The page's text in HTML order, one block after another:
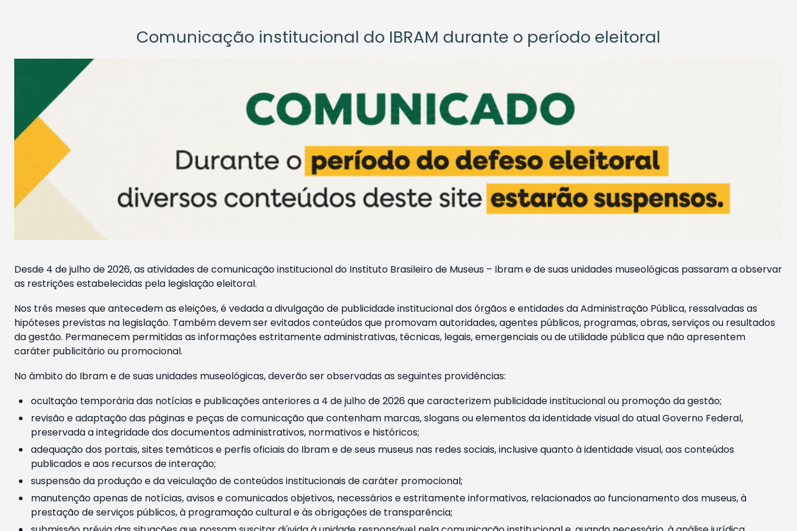
Comunicação institucional do IBRAM durante o período eleitoral
Desde 4 de julho de 2026, as atividades de comunicação institucional do Instituto Brasileiro de Museus – Ibram e de suas unidades museológicas passaram a observar
as restrições estabelecidas pela legislação eleitoral.
Nos três meses que antecedem as eleições, é vedada a divulgação de publicidade institucional dos órgãos e entidades da Administração Pública, ressalvadas as
hipóteses previstas na legislação. Também devem ser evitados conteúdos que promovam autoridades, agentes públicos, programas, obras, serviços ou resultados
da gestão. Permanecem permitidas as informações estritamente administrativas, técnicas, legais, emergenciais ou de utilidade pública que não apresentem
caráter publicitário ou promocional.
No âmbito do Ibram e de suas unidades museológicas, deverão ser observadas as seguintes providências:
ocultação temporária das notícias e publicações anteriores a 4 de julho de 2026 que caracterizem publicidade institucional ou promoção da gestão;
revisão e adaptação das páginas e peças de comunicação que contenham marcas, slogans ou elementos da identidade visual do atual Governo Federal,
preservada a integridade dos documentos administrativos, normativos e históricos;
adequação dos portais, sites temáticos e perfis oficiais do Ibram e de seus museus nas redes sociais, inclusive quanto à identidade visual, aos conteúdos
publicados e aos recursos de interação;
suspensão da produção e da veiculação de conteúdos institucionais de caráter promocional;
manutenção apenas de notícias, avisos e comunicados objetivos, necessários e estritamente informativos, relacionados ao funcionamento dos museus, à
prestação de serviços públicos, à programação cultural e às obrigações de transparência;